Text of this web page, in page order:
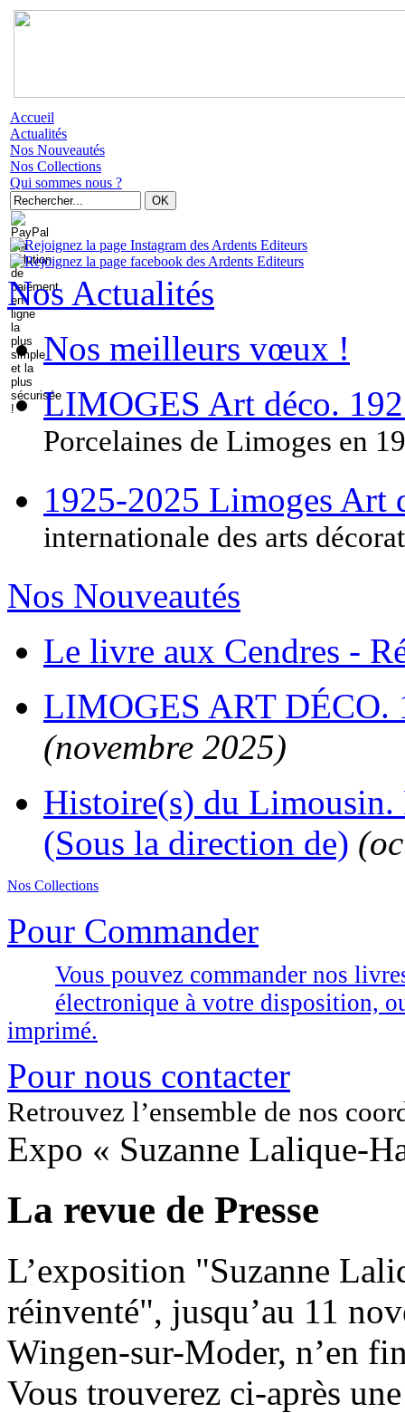
Accueil
Actualités
Nos Nouveautés
Nos Collections
Qui sommes nous ?
Nos Actualités
Nos meilleurs vœux !
LIMOGES Art déco.
Porcelaines de Limoges en
1925-2025 Limoges Art
internationale des arts
Nos Nouveautés
Le livre aux Cendres -
LIMOGES ART
(novembre 2025)
Histoire(s) du Limousin.
(Sous la direction de)
Nos Collections
Pour Commander
Vous pouvez commander nos
électronique à votre disposition,
imprimé.
Pour nous contacter
Retrouvez l’ensemble de nos
Expo « Suzanne Lalique-
La revue de Presse
L’exposition "Suzanne
réinventé", jusqu’au 11
Wingen-sur-Moder, n’en
Vous trouverez ci-après